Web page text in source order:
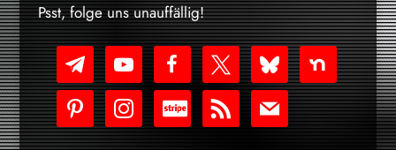
Psst, folge uns unauffällig!
telegram youtube-
play
facebookx blueskynextdoor
pinterestinstagramcc-
stripe
rss mail